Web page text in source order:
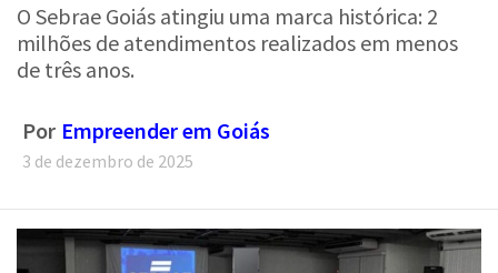
O Sebrae Goiás atingiu uma marca histórica: 2
milhões de atendimentos realizados em menos
de três anos.
Por Empreender em Goiás
3 de dezembro de 2025